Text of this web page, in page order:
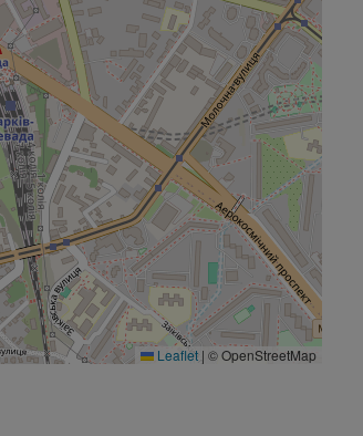
Leaflet | © OpenStreetMap